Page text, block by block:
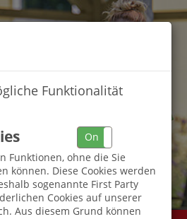
Funktionalität
On
Funktionen, ohne die Sie
können. Diese Cookies werden
sogenannte First Party
Cookies auf unserer
Aus diesem Grund können